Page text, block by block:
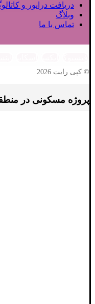
دریافت درایور و
وبلاگ
تماس با ما
© کپی رایت 2026
پروژه مسکونی در